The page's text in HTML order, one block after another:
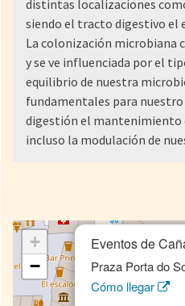
distintas localizaciones
siendo el tracto digestivo el
La colonización microbiana
y se ve influenciada por el
equilibrio de nuestra
fundamentales para
digestión el mantenimiento
incluso la modulación de
Eventos de
Praza Porta do
Cómo llegar
+
−